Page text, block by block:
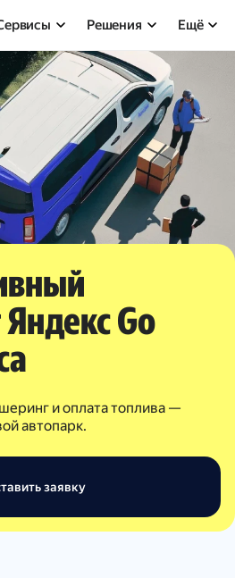
Решения Ещё
Go
и оплата топлива —
автопарк.
заявку